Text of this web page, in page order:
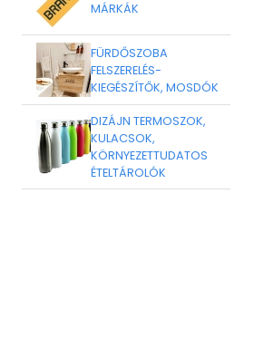
MÁRKÁK
FÜRDŐSZOBA
FELSZERELÉS-
KIEGÉSZÍTŐK, MOSDÓK
DIZÁJN TERMOSZOK,
KULACSOK,
KÖRNYEZETTUDATOS
ÉTELTÁROLÓK